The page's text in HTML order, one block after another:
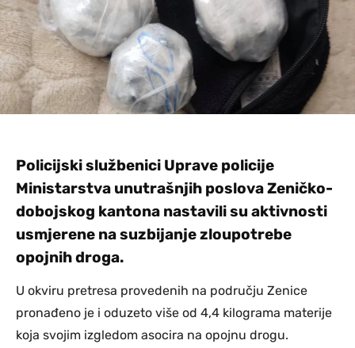
Policijski službenici Uprave policije
Ministarstva unutrašnjih poslova Zeničko-
dobojskog kantona nastavili su aktivnosti
usmjerene na suzbijanje zloupotrebe
opojnih droga.
U okviru pretresa provedenih na području Zenice
pronađeno je i oduzeto više od 4,4 kilograma materije
koja svojim izgledom asocira na opojnu drogu.